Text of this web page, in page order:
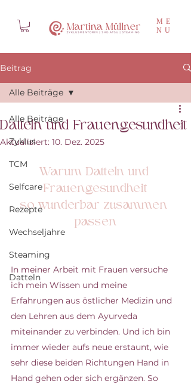
ME
NU
Beitrag
Alle Beiträge
Zyklus
TCM
Selfcare
Rezepte
Wechseljahre
Steaming
Datteln
Alle Beiträge
Datteln und Frauengesundheit
Aktualisiert: 10. Dez. 2025
Warum Datteln und
Frauengesundheit
so wunderbar zusammen
passen
In meiner Arbeit mit Frauen versuche
ich mein Wissen und meine
Erfahrungen aus östlicher Medizin und
den Lehren aus dem Ayurveda
miteinander zu verbinden. Und ich bin
immer wieder aufs neue erstaunt, wie
sehr diese beiden Richtungen Hand in
Hand gehen oder sich ergänzen. So